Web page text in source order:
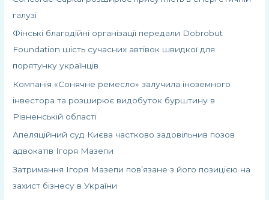
галузі
Фінські благодійні організації передали Dobrobut
Foundation шість сучасних автівок швидкої для
порятунку українців
Компанія «Сонячне ремесло» залучила іноземного
інвестора та розширює видобуток бурштину в
Рівненській області
Апеляційний суд Києва частково задовільнив позов
адвокатів Ігоря Мазепи
Затримання Ігоря Мазепи пов’язане з його позицією на
захист бізнесу в України